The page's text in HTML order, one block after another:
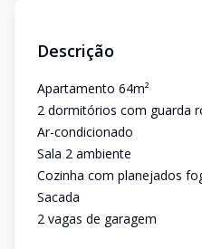
Descrição
Apartamento 64m²
2 dormitórios com guarda
Ar-condicionado
Sala 2 ambiente
Cozinha com planejados
Sacada
2 vagas de garagem